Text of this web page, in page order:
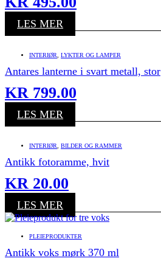
LES MER
INTERIØR LYKTER OG LAMPER
Antares lanterne i svart metall, stor
KR 799.00
LES MER
INTERIØR BILDER OG RAMMER
Antikk fotoramme, hvit
KR 20.00
LES MER
PLEIEPRODUKTER
Antikk voks mørk 370 ml